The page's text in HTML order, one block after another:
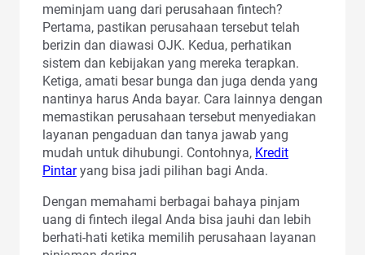
meminjam uang dari perusahaan fintech?
Pertama, pastikan perusahaan tersebut telah
berizin dan diawasi OJK. Kedua, perhatikan
sistem dan kebijakan yang mereka terapkan.
Ketiga, amati besar bunga dan juga denda yang
nantinya harus Anda bayar. Cara lainnya dengan
memastikan perusahaan tersebut menyediakan
layanan pengaduan dan tanya jawab yang
mudah untuk dihubungi. Contohnya, Kredit
Pintaryang bisa jadi pilihan bagi Anda.
Dengan memahami berbagai bahaya pinjam
uang di fintech ilegal Anda bisa jauhi dan lebih
berhati-hati ketika memilih perusahaan layanan